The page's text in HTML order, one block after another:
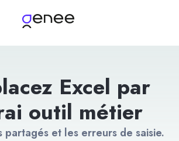
Excel par
outil métier
partagés et les erreurs de saisie.